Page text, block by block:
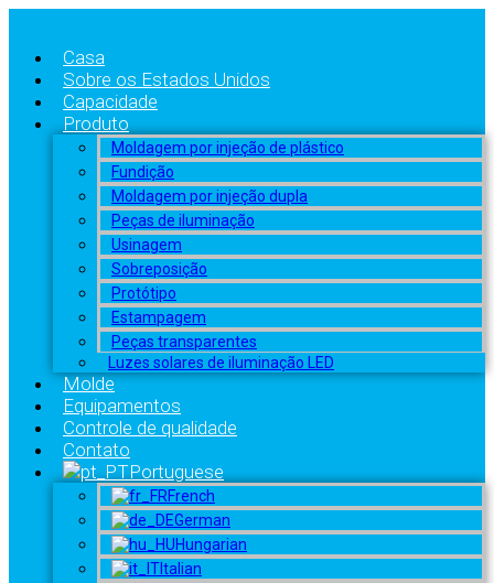
Casa
Sobre os Estados Unidos
Capacidade
Produto
Moldagem por injeção de plástico
Fundição
Moldagem por injeção dupla
Peças de iluminação
Usinagem
Sobreposição
Protótipo
Estampagem
Peças transparentes
Luzes solares de iluminação LED
Molde
Equipamentos
Controle de qualidade
Contato
Portuguese
French
German
Hungarian
Italian